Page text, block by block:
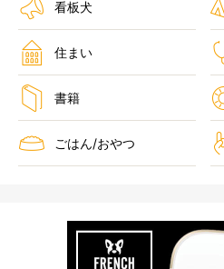
看板犬
住まい
書籍
ごはん/おやつ